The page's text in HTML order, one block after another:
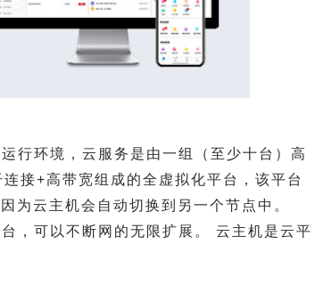
行环境，云服务是由一组（至少十台）高
接+高带宽组成的全虚拟化平台，该平台
为云主机会自动切换到另一个节点中。
，可以不断网的无限扩展。 云主机是云平